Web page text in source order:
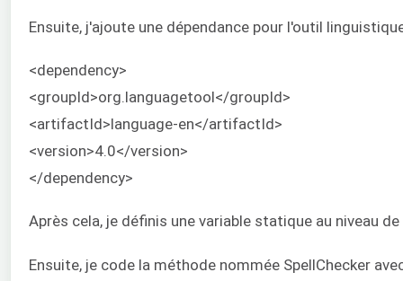
Ensuite, j'ajoute une dépendance pour l'outil
<dependency>
<groupId>org.languagetool</groupId>
<artifactId>language-en</artifactId>
<version>4.0</version>
</dependency>
Après cela, je définis une variable statique au niveau
Ensuite, je code la méthode nommée SpellChecker